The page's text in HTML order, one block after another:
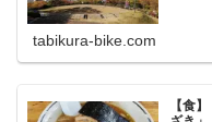
tabikura-bike.com
【食